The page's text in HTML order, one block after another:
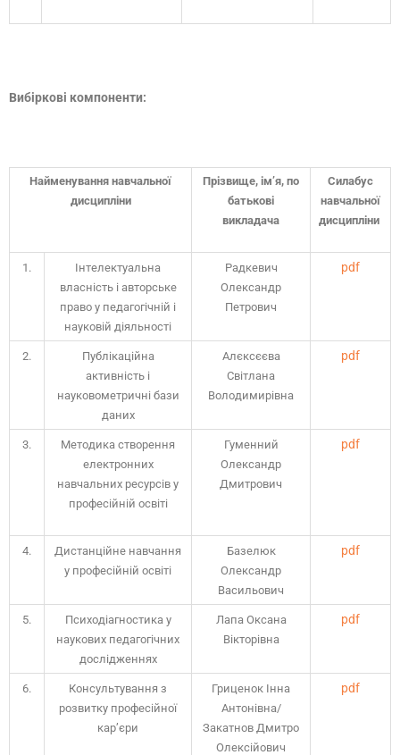
Вибіркові компоненти:
Найменування навчальної
дисципліни
Прізвище, ім’я, по
батькові
викладача
Силабус
навчальної
дисципліни
1.
Інтелектуальна
власність і авторське
право у педагогічній і
науковій діяльності
Радкевич
Олександр
Петрович
pdf
2.
Публікаційна
активність і
науковометричні бази
даних
Алєксєєва
Світлана
Володимирівна
pdf
3.
Методика створення
електронних
навчальних ресурсів у
професійній освіті
Гуменний
Олександр
Дмитрович
pdf
4.
Дистанційне навчання
у професійній освіті
Базелюк
Олександр
Васильович
pdf
5.
Психодіагностика у
наукових педагогічних
дослідженнях
Лапа Оксана
Вікторівна
pdf
6.
Консультування з
розвитку професійної
кар’єри
Гриценок Інна
Антонівна/
Закатнов Дмитро
Олексійович
pdf